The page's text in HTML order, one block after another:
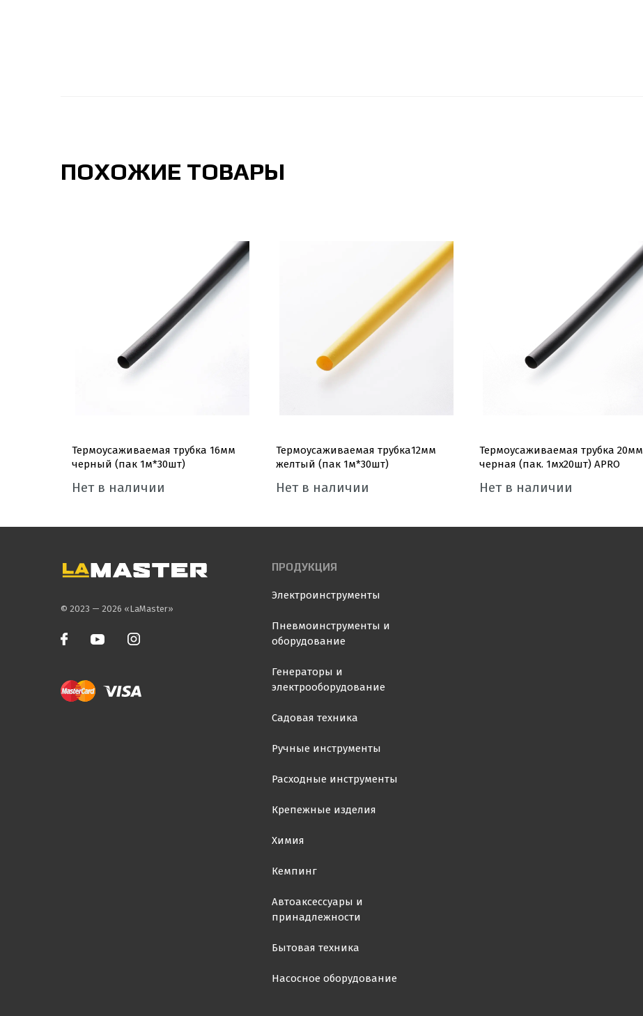
ПОХОЖИЕ ТОВАРЫ
Термоусаживаемая трубка 16мм
черный (пак 1м*30шт)
Нет в наличии
Термоусаживаемая трубка12мм
желтый (пак 1м*30шт)
Нет в наличии
Термоусаживаемая трубка 20мм
черная (пак. 1мx20шт) APRO
Нет в наличии
© 2023 — 2026 «LaMaster»
ПРОДУКЦИЯ
Электроинструменты
Пневмоинструменты и
оборудование
Генераторы и
электрооборудование
Садовая техника
Ручные инструменты
Расходные инструменты
Крепежные изделия
Химия
Кемпинг
Автоаксессуары и
принадлежности
Бытовая техника
Насосное оборудование